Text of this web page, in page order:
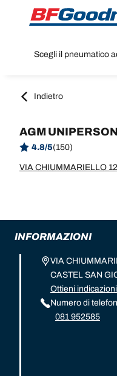
Go to page content
Go to
Scegli il pneumatico
Indietro
AGM
4.8/5(150)
INFORMAZIONI
VIA
CASTEL SAN
Ottieni indicazioni
Numero di
081 952585